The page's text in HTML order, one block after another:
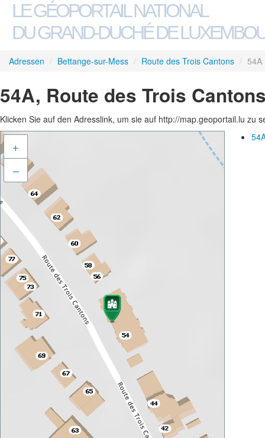
LE GÉOPORTAIL NATIONAL
DU GRAND-DUCHÉ DE
Adressen / Bettange-sur-Mess / Route des Trois Cantons / 54A
54A, Route des Trois
Klicken Sie auf den Adresslink, um sie auf http://map.geoportail.lu zu
+
–